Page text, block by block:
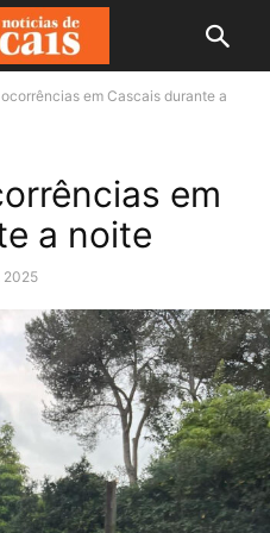
em Cascais durante a
em
a noite
2025